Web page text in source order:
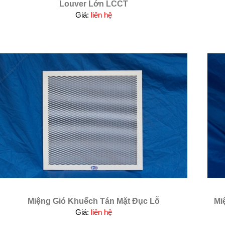
Louver Lớn LCCT
Giá: liên hệ
Miệng Gió Khuếch Tán Mặt Đục Lỗ
Giá: liên hệ